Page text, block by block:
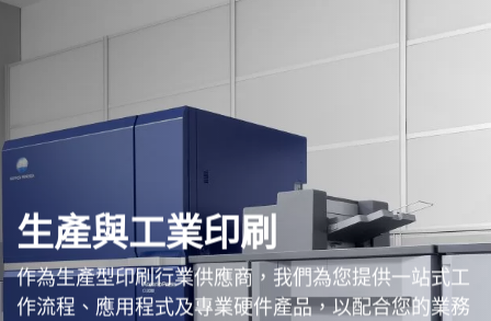
生產與工業印刷
作為生產型印刷行業供應商，我們為您提供一站式工
作流程、應用程式及專業硬件產品，以配合您的業務